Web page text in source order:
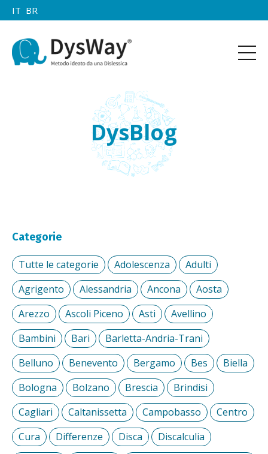
IT BR
DysBlog
Categorie
Tutte le categorie Adolescenza
Adulti
Agrigento
Alessandria Ancona
Aosta
Arezzo
Ascoli Piceno Asti
Avellino
Bambini
Bari
Barletta-Andria-Trani
Belluno
Benevento Bergamo Bes
Biella
Bologna
Bolzano Brescia
Brindisi
Cagliari
Caltanissetta Campobasso
Centro
Cura
Differenze Disca
Discalculia